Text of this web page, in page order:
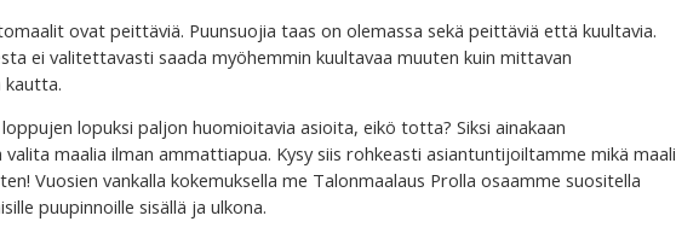
ovat peittäviä. Puunsuojia taas on olemassa sekä peittäviä että kuultavia.
ei valitettavasti saada myöhemmin kuultavaa muuten kuin mittavan
lopuksi paljon huomioitavia asioita, eikö totta? Siksi ainakaan
valita maalia ilman ammattiapua. Kysy siis rohkeasti asiantuntijoiltamme mikä maali
Vuosien vankalla kokemuksella me Talonmaalaus Prolla osaamme suositella
puupinnoille sisällä ja ulkona.